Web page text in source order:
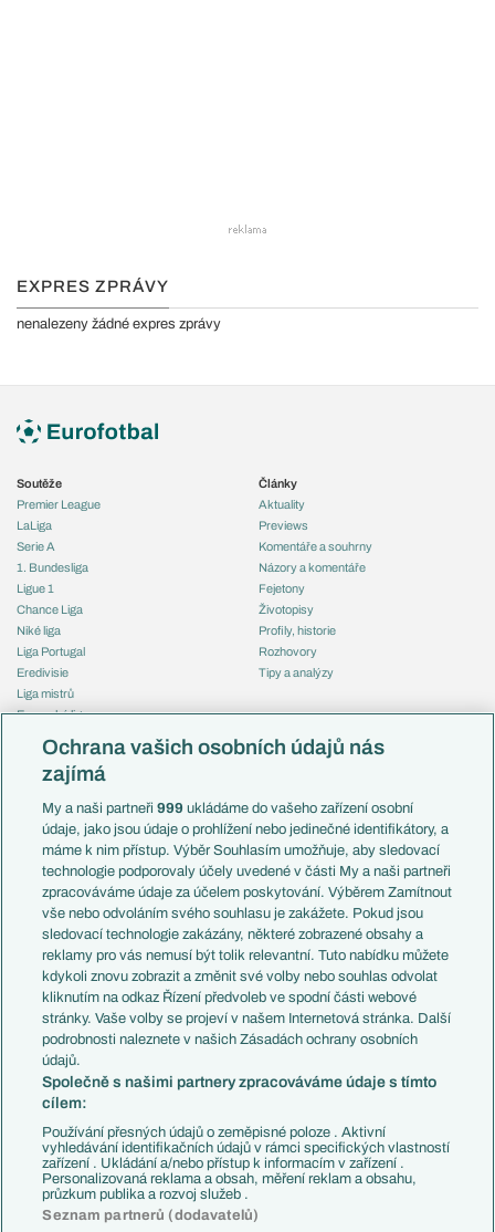
EXPRES ZPRÁVY
nenalezeny žádné expres zprávy
Soutěže
Premier League
LaLiga
Serie A
1. Bundesliga
Ligue 1
Chance Liga
Niké liga
Liga Portugal
Eredivisie
Liga mistrů
Evropská liga
Mistrovství světa
Liga národů
Témata
Představení týmů MS
EuroSkauting
PL v kostce
Evropské koeficienty
Přestupy
Přestupové spekulace
Zranění
Kluby
Arsenal FC
Chelsea FC
Manchester United
AC Milán
Juventus FC
Bayern Mnichov
FC Barcelona
Real Madrid
Články
Aktuality
Previews
Komentáře a souhrny
Názory a komentáře
Fejetony
Životopisy
Profily, historie
Rozhovory
Tipy a analýzy
Česko
Francie
Itálie
Německo
Španělsko
Argentina
Brazílie
Přestupy
Zápasy
Livescore
Tipovací soutěž
Ochrana vašich osobních údajů nás
zajímá
My a naši partneři999 ukládáme do vašeho zařízení osobní
údaje, jako jsou údaje o prohlížení nebo jedinečné identifikátory, a
máme k nim přístup. Výběr Souhlasím umožňuje, aby sledovací
technologie podporovaly účely uvedené v části My a naši partneři
zpracováváme údaje za účelem poskytování. Výběrem Zamítnout
vše nebo odvoláním svého souhlasu je zakážete. Pokud jsou
sledovací technologie zakázány, některé zobrazené obsahy a
reklamy pro vás nemusí být tolik relevantní. Tuto nabídku můžete
kdykoli znovu zobrazit a změnit své volby nebo souhlas odvolat
kliknutím na odkaz Řízení předvoleb ve spodní části webové
stránky. Vaše volby se projeví v našem Internetová stránka. Další
podrobnosti naleznete v našich Zásadách ochrany osobních
údajů.
Společně s našimi partnery zpracováváme údaje s tímto
cílem:
Používání přesných údajů o zeměpisné poloze . Aktivní
vyhledávání identifikačních údajů v rámci specifických vlastností
zařízení . Ukládání a/nebo přístup k informacím v zařízení .
Personalizovaná reklama a obsah, měření reklam a obsahu,
průzkum publika a rozvoj služeb .
Seznam partnerů (dodavatelů)